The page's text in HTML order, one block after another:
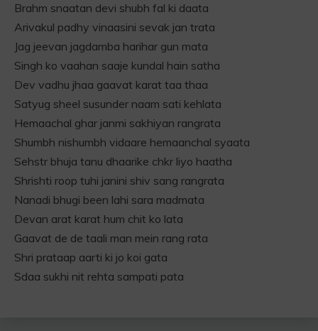
Brahm snaatan devi shubh fal ki daata
Arivakul padhy vinaasini sevak jan trata
Jag jeevan jagdamba harihar gun mata
Singh ko vaahan saaje kundal hain satha
Dev vadhu jhaa gaavat karat taa thaa
Satyug sheel susunder naam sati kehlata
Hemaachal ghar janmi sakhiyan rangrata
Shumbh nishumbh vidaare hemaanchal syaata
Sehstr bhuja tanu dhaarike chkr liyo haatha
Shrishti roop tuhi janini shiv sang rangrata
Nanadi bhugi been lahi sara madmata
Devan arat karat hum chit ko lata
Gaavat de de taali man mein rang rata
Shri prataap aarti ki jo koi gata
Sdaa sukhi nit rehta sampati pata